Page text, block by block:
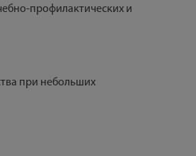
профилактических и
при небольших